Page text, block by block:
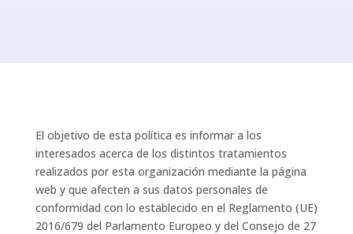
El objetivo de esta política es informar a los
interesados acerca de los distintos tratamientos
realizados por esta organización mediante la página
web y que afecten a sus datos personales de
conformidad con lo establecido en el Reglamento (UE)
2016/679 del Parlamento Europeo y del Consejo de 27